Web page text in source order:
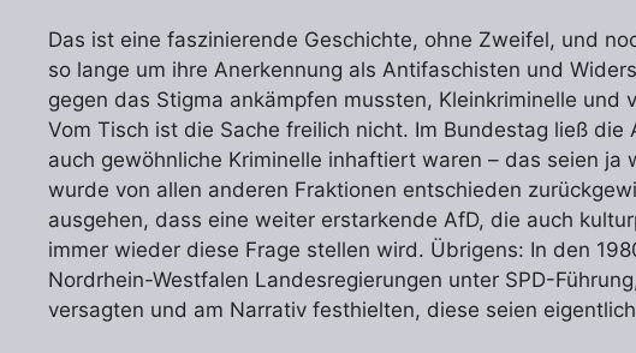
Das ist eine faszinierende Geschichte, ohne Zweifel, und
so lange um ihre Anerkennung als Antifaschisten und
gegen das Stigma ankämpfen mussten, Kleinkriminelle und
Vom Tisch ist die Sache freilich nicht. Im Bundestag ließ
auch gewöhnliche Kriminelle inhaftiert waren – das seien ja
wurde von allen anderen Fraktionen entschieden
ausgehen, dass eine weiter erstarkende AfD, die auch
immer wieder diese Frage stellen wird. Übrigens: In den
Nordrhein-Westfalen Landesregierungen unter SPD-
versagten und am Narrativ festhielten, diese seien